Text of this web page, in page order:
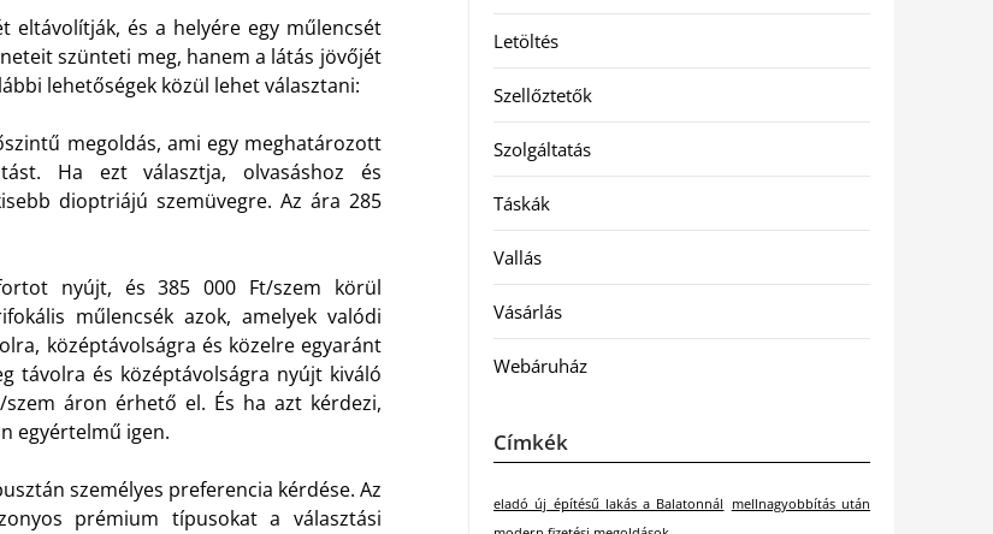
eltávolítják, és a helyére egy műlencsét
szünteti meg, hanem a látás jövőjét
lehetőségek közül lehet választani:
megoldás, ami egy meghatározott
Ha ezt választja, olvasáshoz és
dioptriájú szemüvegre. Az ára 285
nyújt, és 385 000 Ft/szem körül
műlencsék azok, amelyek valódi
középtávolságra és közelre egyaránt
távolra és középtávolságra nyújt kiváló
áron érhető el. És ha azt kérdezi,
egyértelmű igen.
személyes preferencia kérdése. Az
prémium típusokat a választási
Letöltés
Szellőztetők
Szolgáltatás
Táskák
Vallás
Vásárlás
Webáruház
Címkék
eladó új építésű lakás a Balatonnál
mellnagyobbítás után